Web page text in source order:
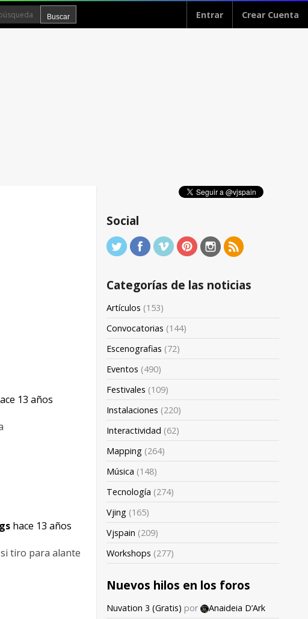
Entrar Crear Cuenta
13 años
hace 13 años
tiro para alante
Social
Categorías de las noticias
Artículos (153)
Convocatorias (144)
Escenografias (72)
Eventos (490)
Festivales (109)
Instalaciones (220)
Interactividad (62)
Mapping (264)
Música (148)
Tecnología (274)
Vjing (165)
Vjspain (209)
Workshops (277)
Nuevos hilos en los foros
Nuvation 3 (Gratis) por
Anaideia D’Ark